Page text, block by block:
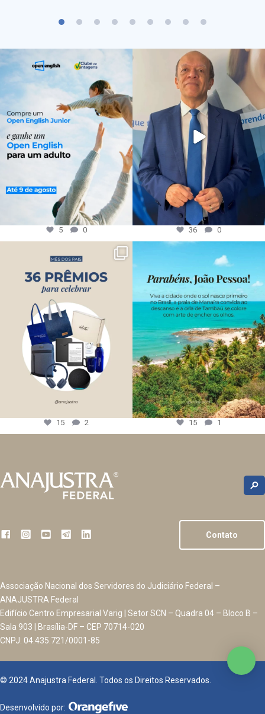
5 0 36 0
15 2 15 1
Contato
Associação Nacional dos Servidores do Judiciário Federal –
ANAJUSTRA Federal
Edifício Centro Empresarial Varig | Setor SCN – Quadra 04 – Bloco B –
Sala 903 | Brasília-DF – CEP 70714-020
CNPJ: 04.435.721/0001-85
© 2024 Anajustra Federal. Todos os Direitos Reservados.
Desenvolvido por: